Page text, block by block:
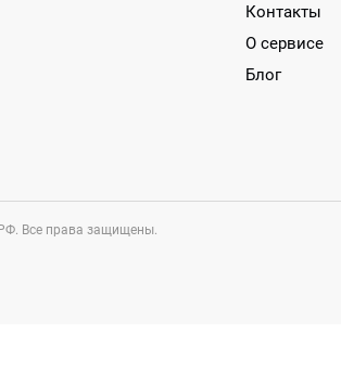
Контакты
О сервисе
Блог
Все права защищены.